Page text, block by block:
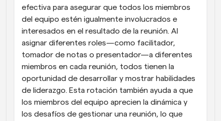
efectiva para asegurar que todos los miembros
del equipo estén igualmente involucrados e
interesados en el resultado de la reunión. Al
asignar diferentes roles—como facilitador,
tomador de notas o presentador—a diferentes
miembros en cada reunión, todos tienen la
oportunidad de desarrollar y mostrar habilidades
de liderazgo. Esta rotación también ayuda a que
los miembros del equipo aprecien la dinámica y
los desafíos de gestionar una reunión, lo que